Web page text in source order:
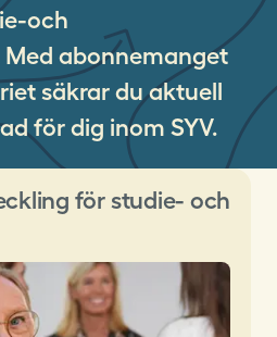
och
abonnemanget
säkrar du aktuell
för dig inom SYV.
för studie- och